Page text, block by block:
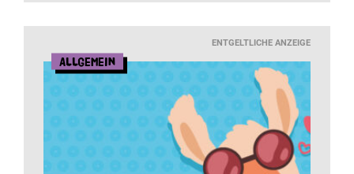
ENTGELTLICHE ANZEIGE
Allgemein